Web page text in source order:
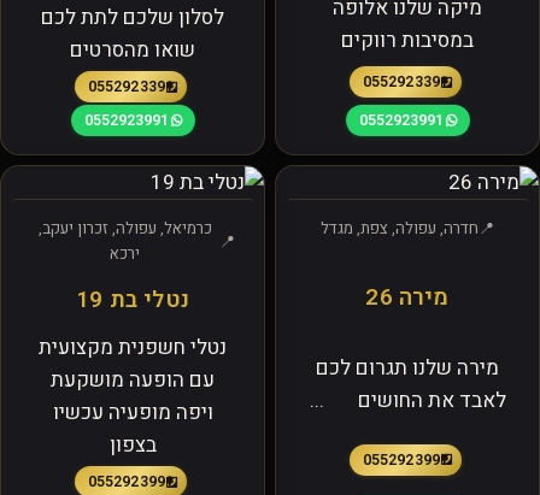
מיקה שלנו אלופה
במסיבות רווקים
0552923391
0552923991
לסלון שלכם לתת לכם
שואו מהסרטים
0552923391
0552923991
חדרה, עפולה, צפת, מגדל
מירה 26
מירה שלנו תגרום לכם
לאבד את החושים ...
0552923991
כרמיאל, עפולה, זכרון יעקב,
ירכא
נטלי בת 19
נטלי חשפנית מקצועית
עם הופעה מושקעת
ויפה מופעיה עכשיו
בצפון
0552923991